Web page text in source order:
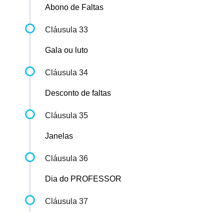
Abono de Faltas
Cláusula 33
Gala ou luto
Cláusula 34
Desconto de faltas
Cláusula 35
Janelas
Cláusula 36
Dia do PROFESSOR
Cláusula 37